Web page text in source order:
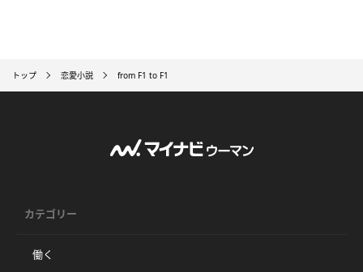
トップ 恋愛小説 from F1 to F1
カテゴリー
働く